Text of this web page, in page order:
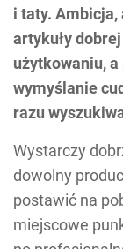
i taty. Ambicja,
artykuły
użytkowaniu,
wymyślanie
razu
Wystarczy
dowolny
postawić na
miejscowe